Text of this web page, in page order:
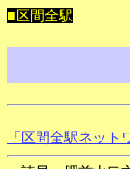
■区間全駅
「区間全駅ネット